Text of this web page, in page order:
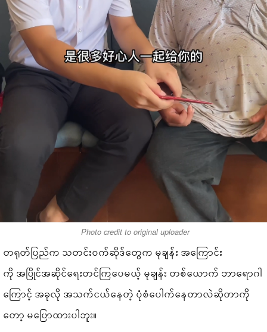
Photo credit to original uploader
တရုတ်ပြည်က သတင်းဝက်ဆိုဒ်တွေက မုချန်း အကြောင်း
ကို အပြိုင်အဆိုင်ရေးတင်ကြပေမယ့် မုချန်း တစ်ယောက် ဘာရောဂါ
ကြောင့် အခုလို အသက်ငယ်နေတဲ့ ပုံစံပေါက်နေတာလဲဆိုတာကို
တော့ မပြောထားပါဘူး။